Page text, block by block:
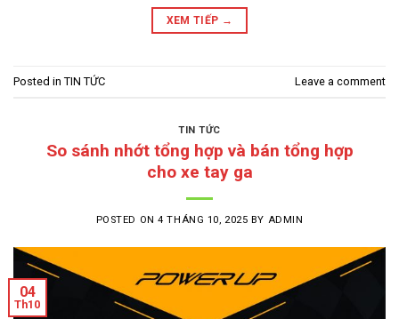
XEM TIẾP →
Posted in TIN TỨC Leave a comment
TIN TỨC
So sánh nhớt tổng hợp và bán tổng hợp
cho xe tay ga
POSTED ON4 THÁNG 10, 2025 BY ADMIN
04
Th10